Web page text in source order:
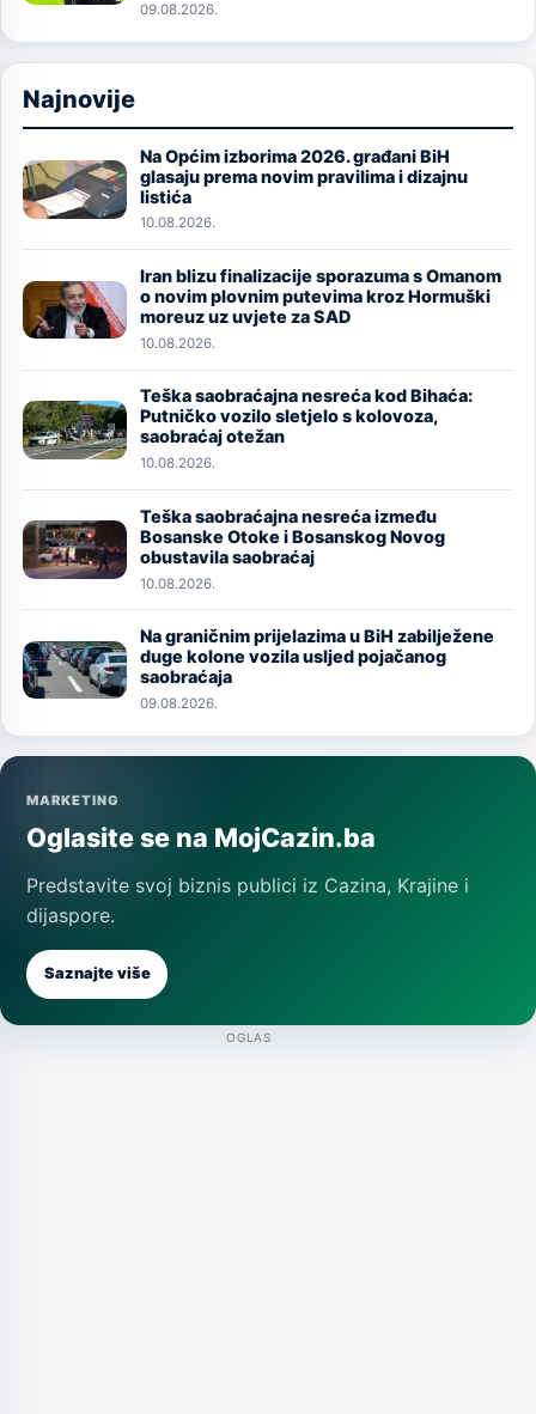
09.08.2026.
Najnovije
Image
Na Općim izborima 2026. građani BiH
glasaju prema novim pravilima i dizajnu
listića
10.08.2026.
Image
Iran blizu finalizacije sporazuma s Omanom
o novim plovnim putevima kroz Hormuški
moreuz uz uvjete za SAD
10.08.2026.
Image
Teška saobraćajna nesreća kod Bihaća:
Putničko vozilo sletjelo s kolovoza,
saobraćaj otežan
10.08.2026.
Image
Teška saobraćajna nesreća između
Bosanske Otoke i Bosanskog Novog
obustavila saobraćaj
10.08.2026.
Image
Na graničnim prijelazima u BiH zabilježene
duge kolone vozila usljed pojačanog
saobraćaja
09.08.2026.
MARKETING
Oglasite se na MojCazin.ba
Predstavite svoj biznis publici iz Cazina, Krajine i
dijaspore.
Saznajte više
OGLAS